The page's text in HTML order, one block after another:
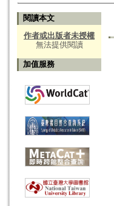
閱讀本文
作者或出版者未授權
無法提供閱讀
加值服務